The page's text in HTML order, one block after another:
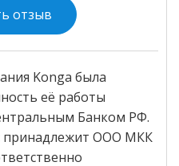
отзыв
Konga была
её работы
Банком РФ.
принадлежит ООО МКК